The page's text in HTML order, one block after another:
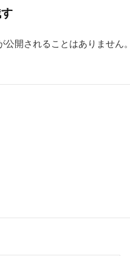
公開されることはありません。